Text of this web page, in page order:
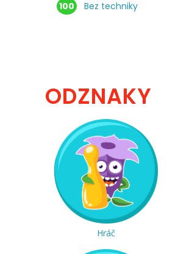
100
Bez techniky
ODZNAKY
Hráč